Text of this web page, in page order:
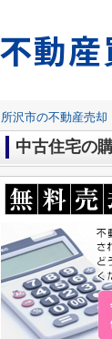
動産
所沢市の不動産売却
中古住宅の